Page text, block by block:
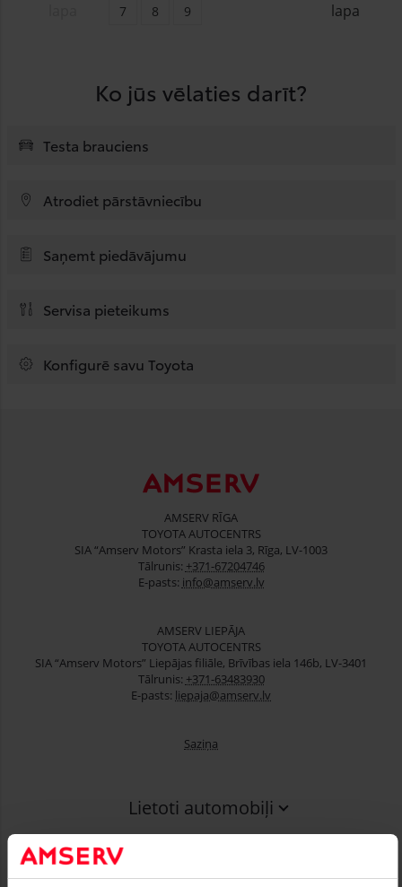
lapa
7
8 9
Ko jūs vēlaties darīt?
Testa brauciens
Atrodiet pārstāvniecību
Saņemt piedāvājumu
Servisa pieteikums
Konfigurē savu Toyota
AMSERV RĪGA
TOYOTA AUTOCENTRS
SIA “Amserv Motors” Krasta iela 3, Rīga, LV-1003
Tālrunis: +371-67204746
E-pasts: info@amserv.lv
AMSERV LIEPĀJA
TOYOTA AUTOCENTRS
SIA “Amserv Motors” Liepājas filiāle, Brīvības iela 146b, LV-3401
Tālrunis: +371-63483930
E-pasts: liepaja@amserv.lv
Saziņa
Lietoti automobiļi
Serviss